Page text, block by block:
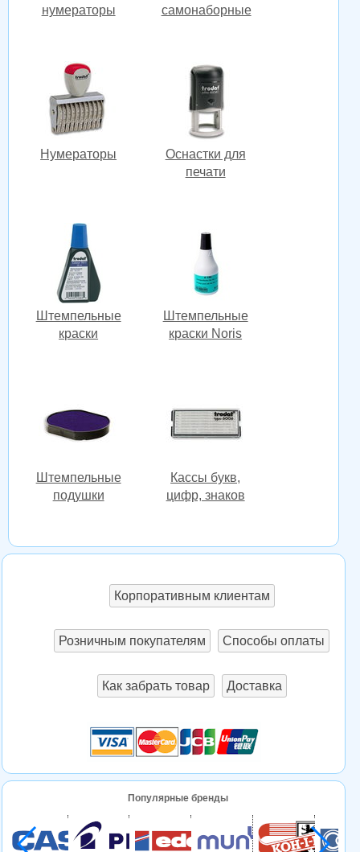
нумераторы
самонаборные
Нумераторы
Оснастки для
печати
Штемпельные
краски
Штемпельные
краски Noris
Штемпельные
подушки
Кассы букв,
цифр, знаков
Корпоративным клиентам
Розничным покупателям Способы оплаты
Как забрать товар Доставка
Популярные бренды